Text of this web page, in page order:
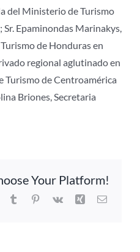
del Ministerio de Turismo
Epaminondas Marinakys,
de Honduras en
regional aglutinado en
Turismo de Centroamérica
Briones, Secretaria
Your Platform!
TumblrPinterest
Vk Xing Correo